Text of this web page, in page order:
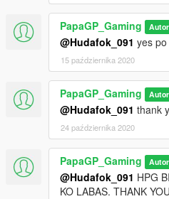
PapaGP_Gaming Autor
@Hudafok_091 yes
15 października 2020
PapaGP_Gaming Autor
@Hudafok_091 thank
24 października 2020
PapaGP_Gaming Autor
@Hudafok_091 HPG
KO LABAS. THANK